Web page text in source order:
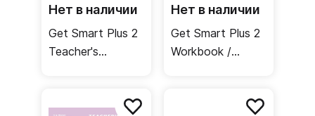
Нет в наличии
Get Smart Plus 2
Teacher's
Материалы для
Нет в наличии
Get Smart Plus 2
Workbook /